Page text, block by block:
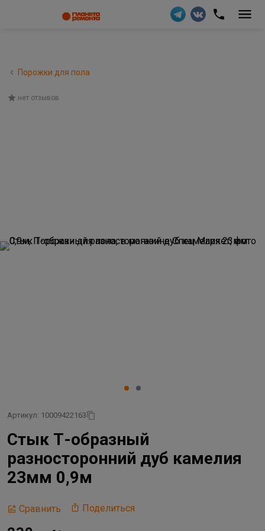
Порожки для пола
нет отзывов
Артикул: 10009422163
Стык Т-образный
разносторонний дуб камелия
23мм 0,9м
Сравнить Поделиться